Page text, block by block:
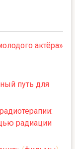
актёра»
путь для
радиации